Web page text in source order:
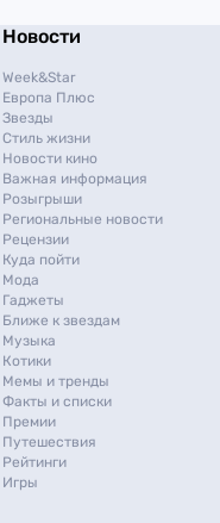
Новости
Week&Star
Европа Плюс
Звезды
Стиль жизни
Новости кино
Важная информация
Розыгрыши
Региональные новости
Рецензии
Куда пойти
Мода
Гаджеты
Ближе к звездам
Музыка
Котики
Мемы и тренды
Факты и списки
Премии
Путешествия
Рейтинги
Игры